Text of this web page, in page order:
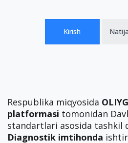
Respublika miqyosida
platformasi tomonidan
standartlari asosida tashkil
Diagnostik imtihonda
Kirish